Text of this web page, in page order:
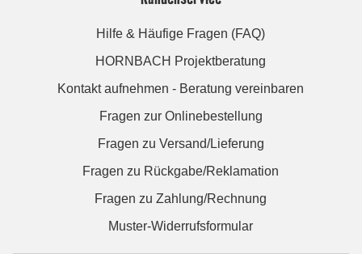
Hilfe & Häufige Fragen (FAQ)
HORNBACH Projektberatung
Kontakt aufnehmen - Beratung vereinbaren
Fragen zur Onlinebestellung
Fragen zu Versand/Lieferung
Fragen zu Rückgabe/Reklamation
Fragen zu Zahlung/Rechnung
Muster-Widerrufsformular